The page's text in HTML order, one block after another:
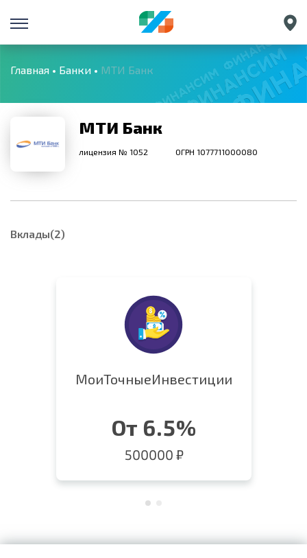
Санкт-Петербург
Екатеринбург
Краснодар
Главная Банки МТИ Банк
МТИ Банк
лицензия № 1052 ОГРН 1077711000080
Вклады(2)
МоиТочныеИнвестиции
От 6.5%
500000 ₽